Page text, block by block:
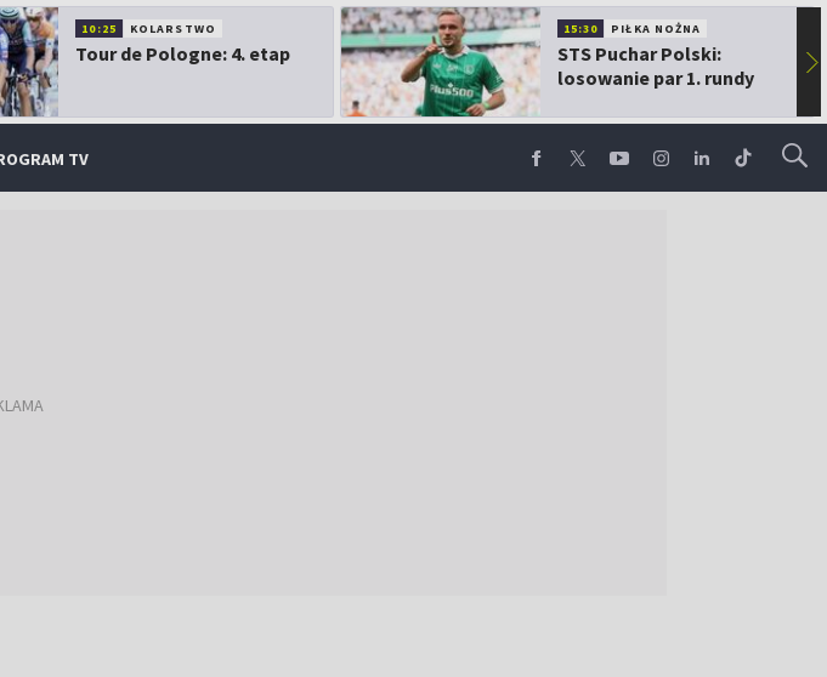
10:25 KOLARSTWO
Tour de Pologne: 4. etap
15:30 PIŁKA NOŻNA
STS Puchar Polski:
losowanie par 1. rundy
▶
TV